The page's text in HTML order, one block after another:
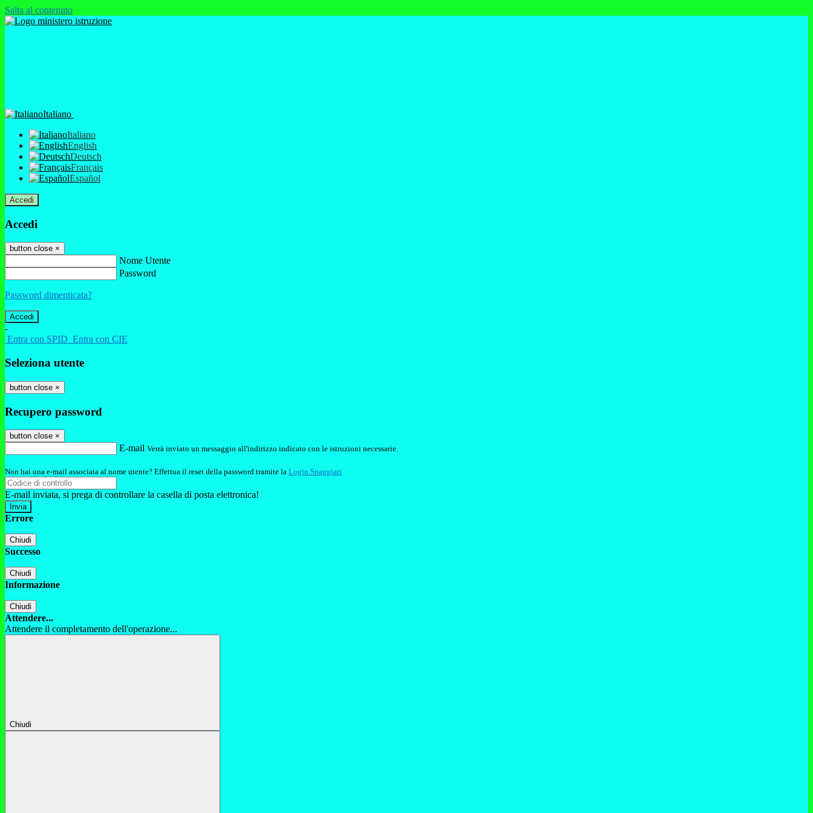
Salta al contenuto
Italiano
Italiano
English
Deutsch
Français
Español
Accedi
Accedi
button close ×
Nome Utente
Password
Password dimenticata?
-
Entra con SPID Entra con CIE
Seleziona utente
button close ×
Recupero password
button close ×
E-mail Verrà inviato un messaggio all'indirizzo indicato con le istruzioni necessarie.
Non hai una e-mail associata al nome utente? Effettua il reset della password tramite la Login Spaggiari
E-mail inviata, si prega di controllare la casella di posta elettronica!
Errore
Chiudi
Successo
Chiudi
Informazione
Chiudi
Attendere...
Attendere il completamento dell'operazione...
Chiudi